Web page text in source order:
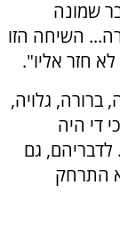
שמונה
השיחה הזו
חזר אליו".
ברורה, גלויה,
די היה
גם
התרחק